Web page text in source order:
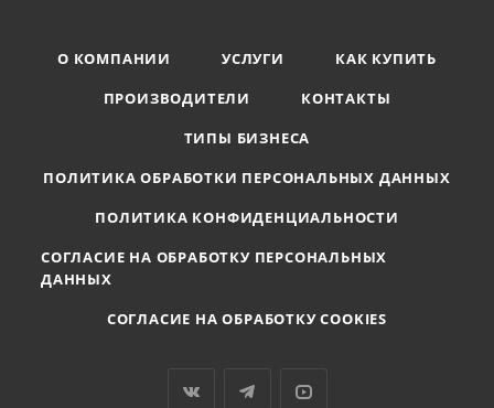
О КОМПАНИИ УСЛУГИ
КАК КУПИТЬ
ПРОИЗВОДИТЕЛИ
КОНТАКТЫ
ТИПЫ БИЗНЕСА
ПОЛИТИКА ОБРАБОТКИ ПЕРСОНАЛЬНЫХ ДАННЫХ
ПОЛИТИКА КОНФИДЕНЦИАЛЬНОСТИ
СОГЛАСИЕ НА ОБРАБОТКУ ПЕРСОНАЛЬНЫХ
ДАННЫХ
СОГЛАСИЕ НА ОБРАБОТКУ COOKIES